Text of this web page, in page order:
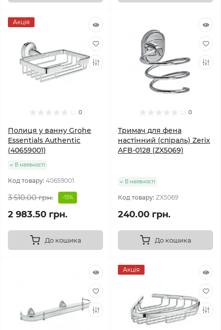
Акція
0
Полиця у ванну Grohe
Essentials Authentic
(40659001)
В наявності
Код товару: 40659001
3 510.00 грн. -15%
2 983.50 грн.
До кошика
0
Тримач для фена
настінний (спіраль) Zerix
AFB-0128 (ZX5069)
В наявності
Код товару: ZX5069
240.00 грн.
До кошика
Акція